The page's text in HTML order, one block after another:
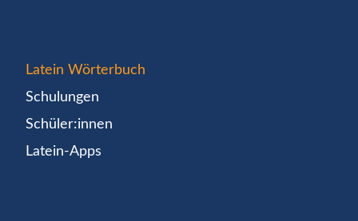
Latein Wörterbuch
Schulungen
Schüler:innen
Latein-Apps